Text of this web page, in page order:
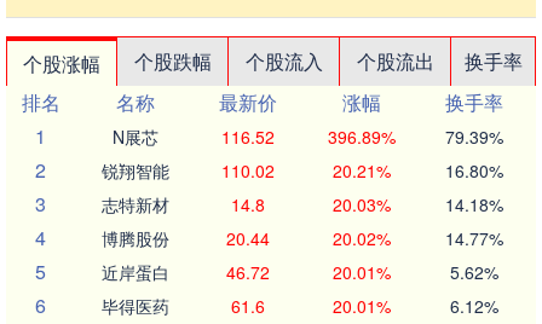
个股涨幅 个股跌幅 个股流入 个股流出
换手率
排名
名称 最新价 涨幅
换手率
1
N展芯 116.52 396.89% 79.39%
2 锐翔智能 110.02 20.21% 16.80%
3 志特新材 14.8 20.03% 14.18%
4 博腾股份 20.44 20.02% 14.77%
5 近岸蛋白 46.72 20.01% 5.62%
6 毕得医药 61.6 20.01% 6.12%